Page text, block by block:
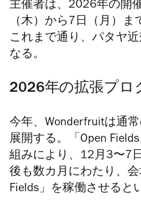
主催者は、2026年の開
（木）から7日（月）
これまで通り、パタヤ近
なる。
2026年の拡張プロ
今年、 Wonderfruitは通
展開する。「Open
組みにより、12月3〜7
後も数カ月にわたり、
Fields」を稼働させると